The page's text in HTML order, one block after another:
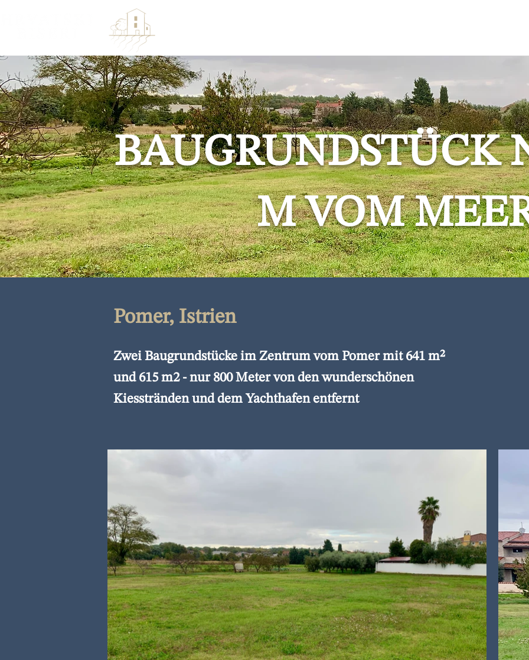
BAUGRUNDSTÜCK
M VOM
Pomer, Istrien
Zwei Baugrundstücke im Zentrum vom Pomer mit 641 m²
und 615 m2 - nur 800 Meter von den wunderschönen
Kiesstränden und dem Yachthafen entfernt